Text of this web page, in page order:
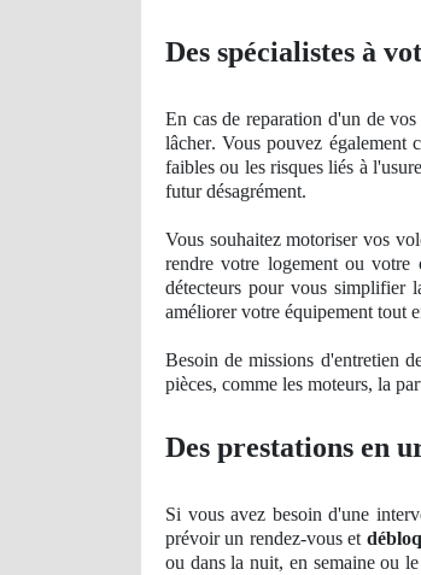
Des spécialistes à
En cas de reparation d'un de
lâcher. Vous pouvez également
faibles ou les risques liés à
futur désagrément.
Vous souhaitez motoriser vos
rendre votre logement ou votre
détecteurs pour vous simplifier
améliorer votre équipement tout
Besoin de missions d'entretien
pièces, comme les moteurs, la
Des prestations en
Si vous avez besoin d'une
prévoir un rendez-vous et
ou dans la nuit, en semaine ou